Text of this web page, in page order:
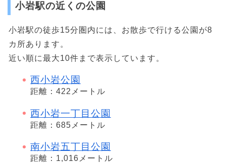
小岩駅の近くの公園
小岩駅の徒歩15分圏内には、お散歩で行ける公園が8
カ所あります。
近い順に最大10件まで表示しています。
西小岩公園
距離：422メートル
西小岩一丁目公園
距離：685メートル
南小岩五丁目公園
距離：1,016メートル